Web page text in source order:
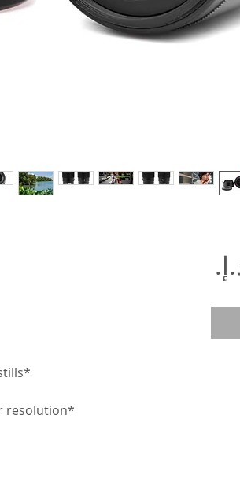
*Quiet, reliable AF tracking for movies as well as stills
*An aspherical element for high corner-to-corner resolution